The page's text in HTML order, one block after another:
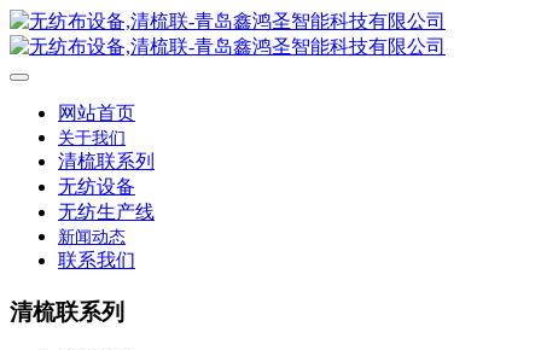
网站首页
关于我们
清梳联系列
无纺设备
无纺生产线
新闻动态
联系我们
清梳联系列